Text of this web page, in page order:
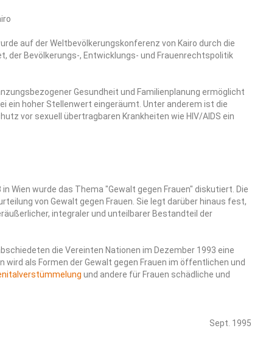
auf der Weltbevölkerungskonferenz von Kairo durch die
der Bevölkerungs-, Entwicklungs- und Frauenrechtspolitik
Gesundheit und Familienplanung ermöglicht
ein hoher Stellenwert eingeräumt. Unter anderem ist die
vor sexuell übertragbaren Krankheiten wie HIV/AIDS ein
Wien wurde das Thema "Gewalt gegen Frauen" diskutiert. Die
von Gewalt gegen Frauen. Sie legt darüber hinaus fest,
integraler und unteilbarer Bestandteil der
die Vereinten Nationen im Dezember 1993 eine
wird als Formen der Gewalt gegen Frauen im öffentlichen und
und andere für Frauen schädliche und
Sept. 1995